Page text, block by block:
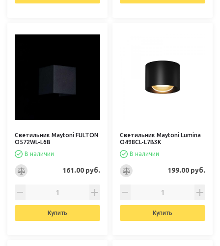
Светильник Maytoni FULTON
O572WL-L6B
В наличии
161.00 руб.
Купить
Светильник Maytoni Lumina
O498CL-L7B3K
В наличии
199.00 руб.
Купить